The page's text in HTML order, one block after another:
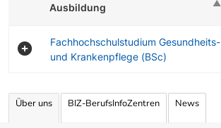
Ausbildung
Fachhochschulstudium Gesundheits-
und Krankenpflege (BSc)
Über uns BIZ-BerufsInfoZentren News